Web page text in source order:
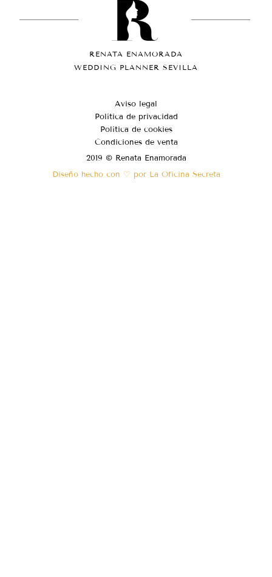
RENATA ENAMORADA
WEDDING PLANNER SEVILLA
Aviso legal
Política de privacidad
Política de cookies
Condiciones de venta
2019 © Renata Enamorada
Diseño hecho con ♡ por La Oficina Secreta